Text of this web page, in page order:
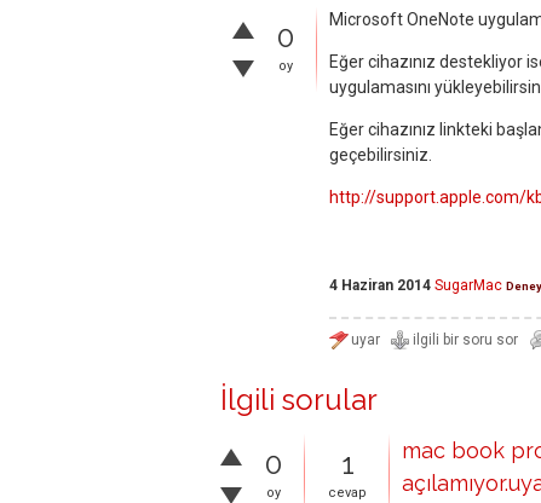
0
oy
Microsoft OneNote
Eğer cihazınız destekliyor
uygulamasını
Eğer cihazınız linkteki
geçebilirsiniz.
http://support.apple.com/
4 Haziran 2014 SugarMac
İlgili sorular
0
oy
1
cevap
mac book